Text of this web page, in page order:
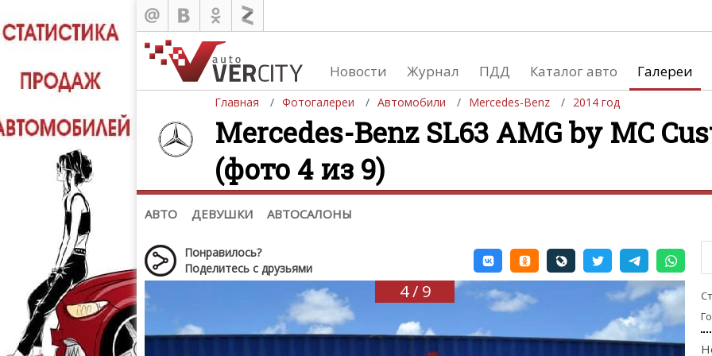
Новости Журнал ПДД Каталог авто Галереи
Главная Фотогалереи Автомобили Mercedes-Benz 2014 год
Mercedes-Benz SL63 AMG by MC
(фото 4 из 9)
АВТО ДЕВУШКИ АВТОСАЛОНЫ
Автомобили
Последние добавления
Список марок
(+1102)
Девушки
Девушки и автомобили
Девушки и мото
Список мировых автосалонов
Понравилось?
Поделитесь с друзьями
4 / 9